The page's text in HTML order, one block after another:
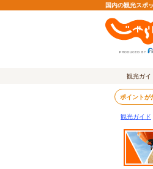
国内の観光スポ
観光ガイ
ポイントが
観光ガイド